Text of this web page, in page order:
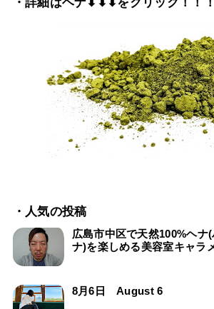
・人気の投稿
広島市中区で天然100%ヘナ
ナ)を楽しめる美容室キャラ
8月6日 August 6